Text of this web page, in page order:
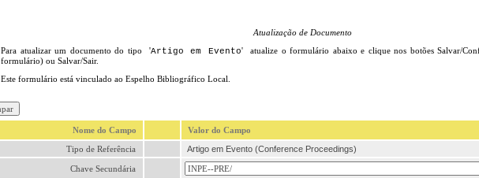
Atualização de Documento
Para atualizar um documento do tipo 'Artigo em Evento' atualize o formulário abaixo e clique nos botões Salvar/
formulário) ou Salvar/Sair.
Este formulário está vinculado ao Espelho Bibliográfico Local.
Nome do Campo
Valor do Campo
Tipo de Referência
Artigo em Evento (Conference Proceedings)
Chave Secundária